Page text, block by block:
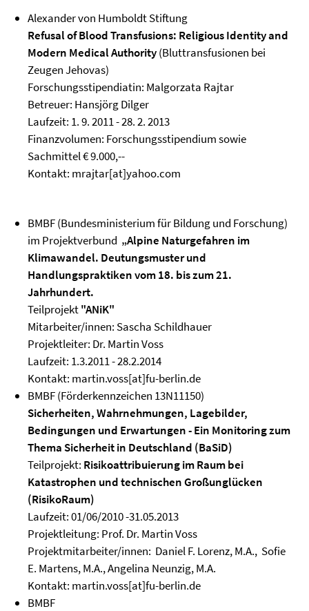
Alexander von Humboldt Stiftung
Refusal of Blood Transfusions: Religious Identity and
Modern Medical Authority(Bluttransfusionen bei
Zeugen Jehovas)
Forschungsstipendiatin: Malgorzata Rajtar
Betreuer: Hansjörg Dilger
Laufzeit: 1. 9. 2011 - 28. 2. 2013
Finanzvolumen: Forschungsstipendium sowie
Sachmittel € 9.000,--
Kontakt: mrajtar[at]yahoo.com
BMBF (Bundesministerium für Bildung und Forschung)
im Projektverbund „Alpine Naturgefahren im
Klimawandel. Deutungsmuster und
Handlungspraktiken vom 18. bis zum 21.
Jahrhundert.
Teilprojekt"ANiK"
Mitarbeiter/innen: Sascha Schildhauer
Projektleiter: Dr. Martin Voss
Laufzeit: 1.3.2011 - 28.2.2014
Kontakt: martin.voss[at]fu-berlin.de
BMBF (Förderkennzeichen 13N11150)
Sicherheiten, Wahrnehmungen, Lagebilder,
Bedingungen und Erwartungen - Ein Monitoring zum
Thema Sicherheit in Deutschland (BaSiD)
Teilprojekt: Risikoattribuierung im Raum bei
Katastrophen und technischen Großunglücken
(RisikoRaum)
Laufzeit: 01/06/2010 -31.05.2013
Projektleitung: Prof. Dr. Martin Voss
Projektmitarbeiter/innen: Daniel F. Lorenz, M.A., Sofie
E. Martens, M.A., Angelina Neunzig, M.A.
Kontakt: martin.voss[at]fu-berlin.de
BMBF